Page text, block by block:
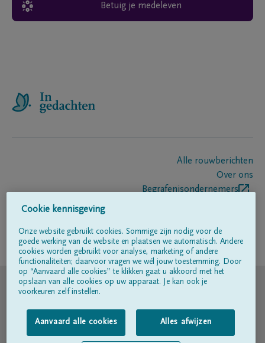
Betuig je medeleven
Alle rouwberichten
Over ons
Begrafenisondernemers
Volg ons op
© DELA
Gebruiksvoorwaarden
Privacyverklaring
Cookie kennisgeving
Onze website gebruikt cookies. Sommige zijn nodig voor de
goede werking van de website en plaatsen we automatisch. Andere
cookies worden gebruikt voor analyse, marketing of andere
functionaliteiten; daarvoor vragen we wél jouw toestemming. Door
op “Aanvaard alle cookies” te klikken gaat u akkoord met het
opslaan van alle cookies op uw apparaat. Je kan ook je
voorkeuren zelf instellen.
Aanvaard alle cookies Alles afwijzen